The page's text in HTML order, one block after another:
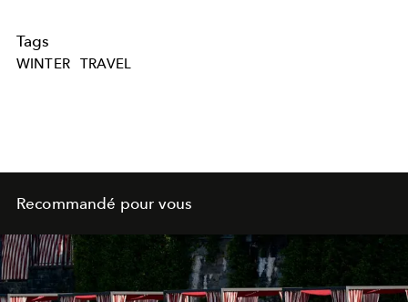
Tags
WINTER TRAVEL
Recommandé pour vous